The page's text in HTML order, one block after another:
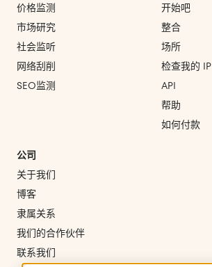
价格监测
市场研究
社会监听
网络刮削
SEO监测
开始吧
整合
场所
检查我的 IP
API
帮助
如何付款
公司
关于我们
博客
隶属关系
我们的合作伙伴
联系我们